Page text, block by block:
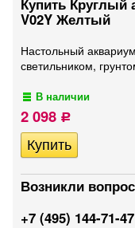
Купить Круглый
V02Y Желтый
Настольный
светильником,
В наличии
2 098 Р
Возникли
+7 (495) 144-71-47